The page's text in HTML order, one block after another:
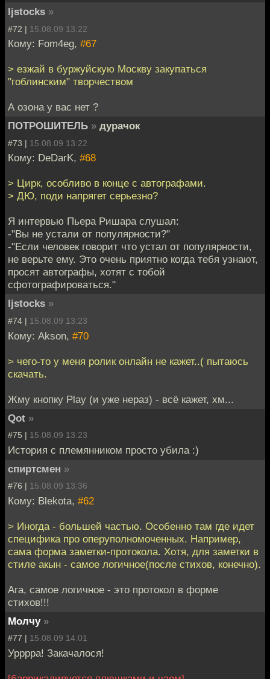
ljstocks »
#72 | 15.08.09 13:22
Кому: Fom4eg, #67
> езжай в буржуйскую Москву закупаться
"гоблинским" творчеством
А озона у вас нет ?
ПОТРОШИТЕЛЬ » дурачок
#73 | 15.08.09 13:22
Кому: DeDarK, #68
> Цирк, особливо в конце с автографами.
> ДЮ, поди напрягет серьезно?
Я интервью Пьера Ришара слушал:
-"Вы не устали от популярности?"
-"Если человек говорит что устал от популярности,
не верьте ему. Это очень приятно когда тебя узнают,
просят автографы, хотят с тобой
сфотографироваться."
ljstocks »
#74 | 15.08.09 13:23
Кому: Akson, #70
> чего-то у меня ролик онлайн не кажет..( пытаюсь
скачать.
Жму кнопку Play (и уже нераз) - всё кажет, хм...
Qot »
#75 | 15.08.09 13:23
История с племянником просто убила :)
спиртсмен »
#76 | 15.08.09 13:36
Кому: Blekota, #62
> Иногда - большей частью. Особенно там где идет
специфика про оперуполномоченных. Например,
сама форма заметки-протокола. Хотя, для заметки в
стиле акын - самое логичное(после стихов, конечно).
Ага, самое логичное - это протокол в форме
стихов!!!
Молчу »
#77 | 15.08.09 14:01
Урррра! Закачалося!